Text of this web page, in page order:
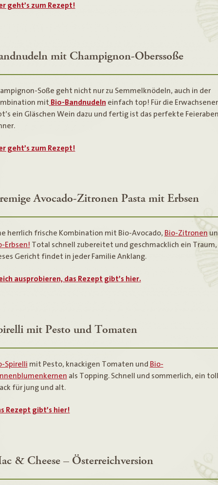
geht’s zum Rezept!
mit Champignon-Oberssoße
Soße geht nicht nur zu Semmelknödeln, auch in der
mit Bio-Bandnudeln einfach top! Für die
ein Gläschen Wein dazu und fertig ist das perfekte
geht’s zum Rezept!
Avocado-Zitronen Pasta mit Erbsen
herrlich frische Kombination mit Bio-Avocado, Bio-Zitronen
Erbsen! Total schnell zubereitet und geschmacklich ein Traum,
Gericht findet in jeder Familie Anklang.
ausprobieren, das Rezept gibt’s hier.
mit Pesto und Tomaten
Spirelli mit Pesto, knackigen Tomaten und Bio-
als Topping. Schnell und sommerlich, ein
für jung und alt.
Rezept gibt’s hier!
& Cheese – Österreichversion